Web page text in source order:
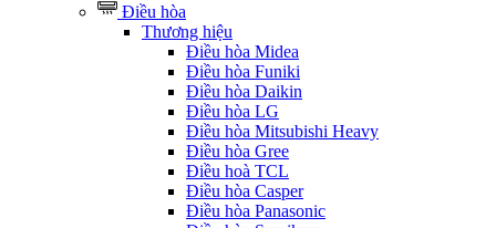
Điều hòa
Thương hiệu
Điều hòa Midea
Điều hòa Funiki
Điều hòa Daikin
Điều hòa LG
Điều hòa Mitsubishi Heavy
Điều hòa Gree
Điều hoà TCL
Điều hòa Casper
Điều hòa Panasonic